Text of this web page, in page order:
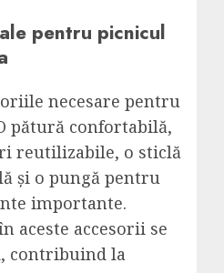
pentru picnicul
necesare pentru
pătură confortabilă,
reutilizabile, o sticlă
și o pungă pentru
importante.
aceste accesorii se
contribuind la